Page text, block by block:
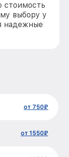
стоимость
выбору у
надежные
от 750₽
от 1550₽